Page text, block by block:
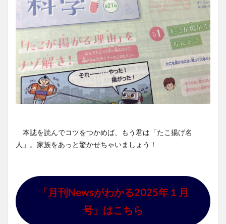
本誌を読んでコツをつかめば、もう君は「たこ揚げ名
人」。家族をあっと驚かせちゃいましょう！
「月刊Newsがわかる2025年１月
号」はこちら